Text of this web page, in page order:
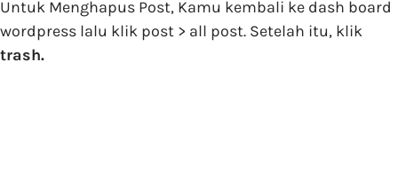
Untuk Menghapus Post, Kamu kembali ke dash board
wordpress lalu klik post > all post. Setelah itu, klik
trash.